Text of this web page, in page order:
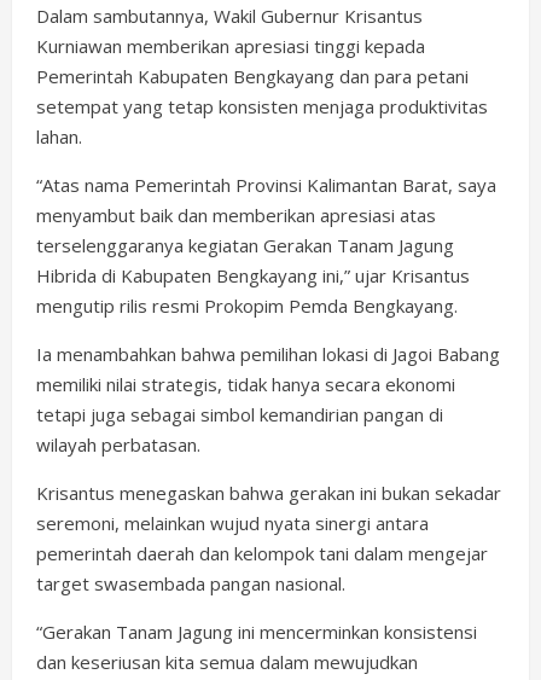
Dalam sambutannya, Wakil Gubernur Krisantus
Kurniawan memberikan apresiasi tinggi kepada
Pemerintah Kabupaten Bengkayang dan para petani
setempat yang tetap konsisten menjaga produktivitas
lahan.
“Atas nama Pemerintah Provinsi Kalimantan Barat, saya
menyambut baik dan memberikan apresiasi atas
terselenggaranya kegiatan Gerakan Tanam Jagung
Hibrida di Kabupaten Bengkayang ini,” ujar Krisantus
mengutip rilis resmi Prokopim Pemda Bengkayang.
Ia menambahkan bahwa pemilihan lokasi di Jagoi Babang
memiliki nilai strategis, tidak hanya secara ekonomi
tetapi juga sebagai simbol kemandirian pangan di
wilayah perbatasan.
Krisantus menegaskan bahwa gerakan ini bukan sekadar
seremoni, melainkan wujud nyata sinergi antara
pemerintah daerah dan kelompok tani dalam mengejar
target swasembada pangan nasional.
“Gerakan Tanam Jagung ini mencerminkan konsistensi
dan keseriusan kita semua dalam mewujudkan